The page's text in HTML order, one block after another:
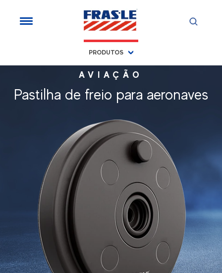
PRODUTOS
AVIAÇÃO
Pastilha de freio para aeronaves